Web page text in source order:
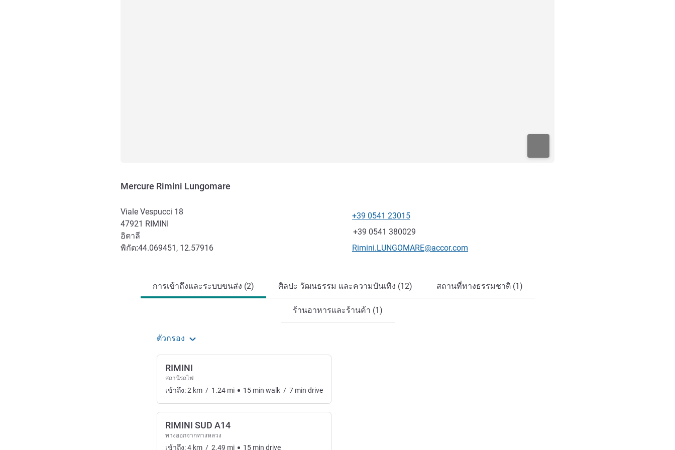
Mercure Rimini Lungomare
Viale Vespucci 18
47921 RIMINI
อิตาลี
พิกัด:44.069451, 12.57916
โทรศัพท์
+39 0541 23015
แฟกซ์
+39 0541 380029
อีเมลติดต่อ
Rimini.LUNGOMARE@accor.com
การเข้าถึงและระบบขนส่ง (2) ศิลปะ วัฒนธรรม และความบันเทิง (12) สถานที่ทางธรรมชาติ (1)
ร้านอาหารและร้านค้า (1)
ตัวกรอง
RIMINI
สถานีรถไฟ
เข้าถึง:2 km / 1.24 mi 15 min walk / 7 min drive
RIMINI SUD A14
ทางออกจากทางหลวง
เข้าถึง:4 km / 2.49 mi 15 min drive